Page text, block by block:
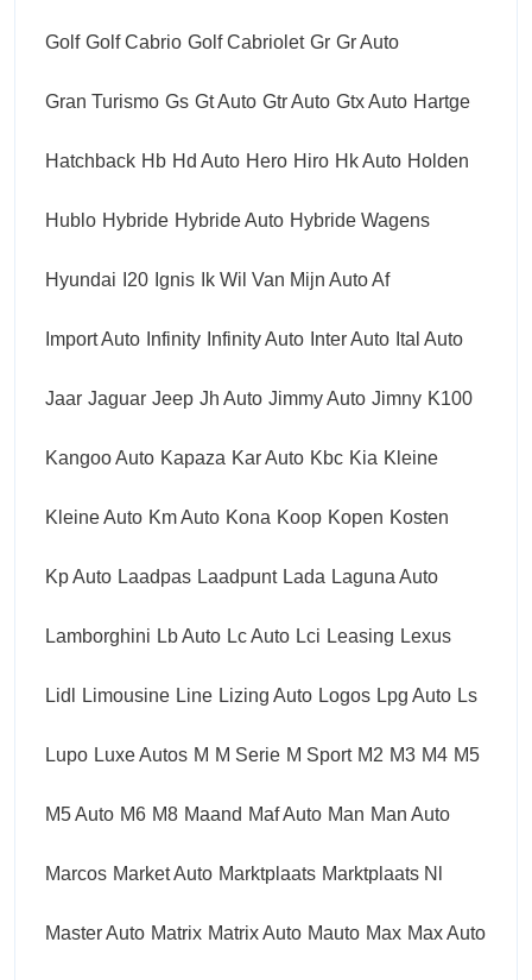
Golf Golf Cabrio Golf Cabriolet Gr Gr Auto
Gran Turismo Gs Gt Auto Gtr Auto Gtx Auto Hartge
Hatchback Hb Hd Auto Hero Hiro Hk Auto Holden
Hublo Hybride Hybride Auto Hybride Wagens
Hyundai I20 Ignis Ik Wil Van Mijn Auto Af
Import Auto Infinity Infinity Auto Inter Auto Ital Auto
Jaar Jaguar Jeep Jh Auto Jimmy Auto Jimny K100
Kangoo Auto Kapaza Kar Auto Kbc Kia Kleine
Kleine Auto Km Auto Kona Koop Kopen Kosten
Kp Auto Laadpas Laadpunt Lada Laguna Auto
Lamborghini Lb Auto Lc Auto Lci Leasing Lexus
Lidl Limousine Line Lizing Auto Logos Lpg Auto Ls
Lupo Luxe Autos M M Serie M Sport M2 M3 M4 M5
M5 Auto M6 M8 Maand Maf Auto Man Man Auto
Marcos Market Auto Marktplaats Marktplaats Nl
Master Auto Matrix Matrix Auto Mauto Max Max Auto